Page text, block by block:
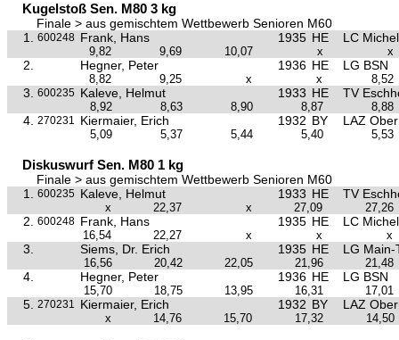
Kugelstoß Sen. M80 3 kg
Finale > aus gemischtem Wettbewerb Senioren M60
1.
600248 Frank, Hans 1935 HE LC
9,82 9,69 10,07 x x
2. Hegner, Peter 1936 HE LG BSN
8,82 9,25 x x 8,52
3. 600235 Kaleve, Helmut 1933 HE TV
8,92 8,63 8,90 8,87 8,88
4. 270231 Kiermaier, Erich 1932 BY LAZ
5,09 5,37 5,44 5,40 5,53
Diskuswurf Sen. M80 1 kg
Finale > aus gemischtem Wettbewerb Senioren M60
1.
600235 Kaleve, Helmut 1933 HE TV
x 22,37 x 27,09 27,26
2. 600248 Frank, Hans 1935 HE LC
16,54 22,27 x x x
3. Siems, Dr. Erich 1935 HE LG Main-
16,56 20,42 22,05 21,96 21,48
4. Hegner, Peter 1936 HE LG BSN
15,70 18,75 13,95 16,31 17,01
5. 270231 Kiermaier, Erich 1932 BY LAZ
x 14,76 15,70 17,32 14,50